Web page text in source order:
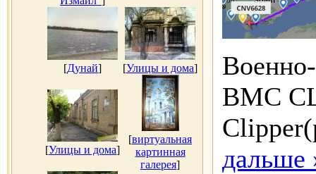
[Дунай] [Улицы и дома]
[Улицы и дома]
[виртуальная
картинная
галерея]
ВМС
дальше